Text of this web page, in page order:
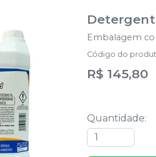
Embalagem
Código do
R$ 145,80
Quantidade: